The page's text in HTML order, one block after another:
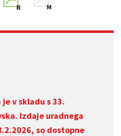
v skladu s 33.
Izdaje uradnega
so dostopne